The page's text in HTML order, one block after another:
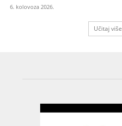
6. kolovoza 2026.
Učitaj više